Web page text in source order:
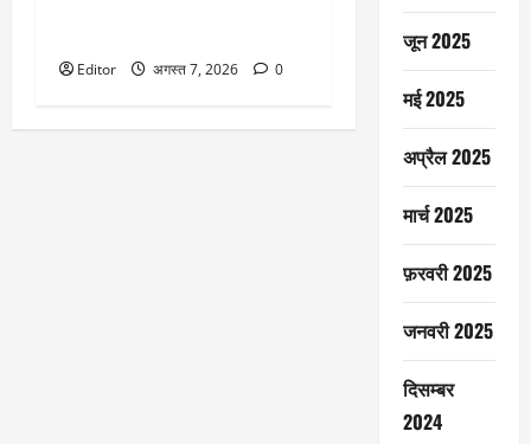
Editor अगस्त 7, 2026 0
जून 2025
मई 2025
अप्रैल 2025
मार्च 2025
फ़रवरी 2025
जनवरी 2025
दिसम्बर
2024